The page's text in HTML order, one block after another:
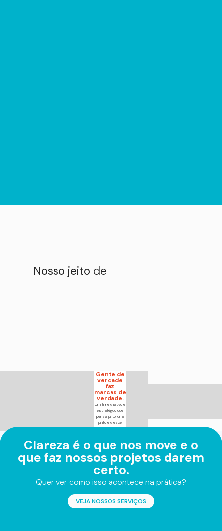
Nosso jeito de
Gente de
verdade
faz
marcas de
verdade.
Um time criativo e
estratégico que
pensa junto, cria
junto e cresce
junto.
Clareza é o que nos move e o
que faz nossos projetos darem
certo.
Quer ver como isso acontece na prática?
VEJA NOSSOS SERVIÇOS